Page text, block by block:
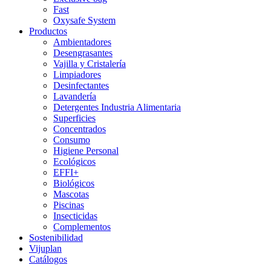
Fast
Oxysafe System
Productos
Ambientadores
Desengrasantes
Vajilla y Cristalería
Limpiadores
Desinfectantes
Lavandería
Detergentes Industria Alimentaria
Superficies
Concentrados
Consumo
Higiene Personal
Ecológicos
EFFI+
Biológicos
Mascotas
Piscinas
Insecticidas
Complementos
Sostenibilidad
Vijuplan
Catálogos